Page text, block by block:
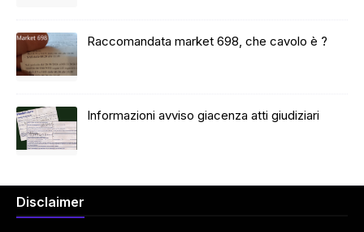
Raccomandata market 698, che cavolo è ?
Informazioni avviso giacenza atti giudiziari
Disclaimer